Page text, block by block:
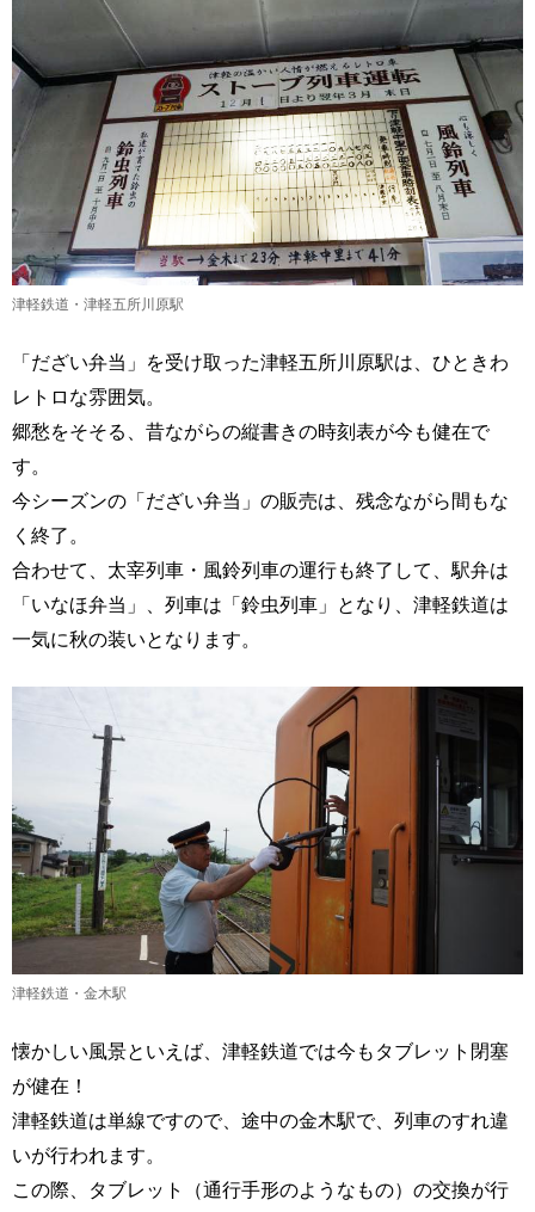
津軽鉄道・津軽五所川原駅
「だざい弁当」を受け取った津軽五所川原駅は、ひときわ
レトロな雰囲気。
郷愁をそそる、昔ながらの縦書きの時刻表が今も健在で
す。
今シーズンの「だざい弁当」の販売は、残念ながら間もな
く終了。
合わせて、太宰列車・風鈴列車の運行も終了して、駅弁は
「いなほ弁当」、列車は「鈴虫列車」となり、津軽鉄道は
一気に秋の装いとなります。
津軽鉄道・金木駅
懐かしい風景といえば、津軽鉄道では今もタブレット閉塞
が健在！
津軽鉄道は単線ですので、途中の金木駅で、列車のすれ違
いが行われます。
この際、タブレット（通行手形のようなもの）の交換が行